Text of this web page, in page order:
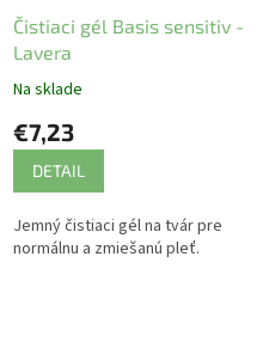
Čistiaci gél Basis sensitiv -
Lavera
Na sklade
€7,23
DETAIL
Jemný čistiaci gél na tvár pre
normálnu a zmiešanú pleť.